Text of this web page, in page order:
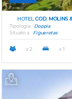
HOTELCOD. MOLINS
Tipologia
Doppia
Situato a
Figueretas
x 2 x 1